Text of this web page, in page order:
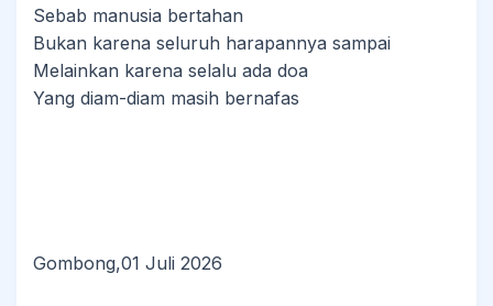
Sebab manusia bertahan
Bukan karena seluruh harapannya sampai
Melainkan karena selalu ada doa
Yang diam-diam masih bernafas
Gombong,01 Juli 2026